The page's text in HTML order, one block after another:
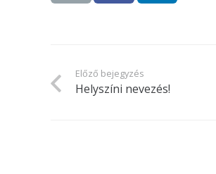
Előző bejegyzés
Helyszíni nevezés!